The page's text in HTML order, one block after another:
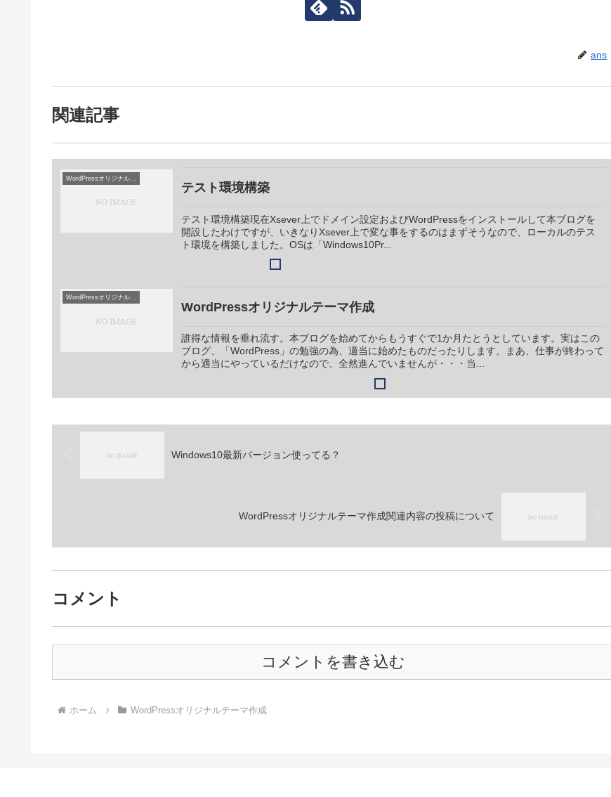
ans
関連記事
テスト環境構築
テスト環境構築現在Xsever上でドメイン設定およびWordPressをインストールして本ブログを
開設したわけですが、いきなりXsever上で変な事をするのはまずそうなので、ローカルのテス
ト環境を構築しました。OSは「Windows10Pr...
WordPressオリジナルテーマ作成
WordPressオリジナルテーマ作成
誰得な情報を垂れ流す。本ブログを始めてからもうすぐで1か月たとうとしています。実はこの
ブログ、「WordPress」の勉強の為、適当に始めたものだったりします。まあ、仕事が終わって
から適当にやっているだけなので、全然進んでいませんが・・・当...
Windows10最新バージョン使ってる？
WordPressオリジナルテーマ作成関連内容の投稿について
コメント
コメントを書き込む
ホーム WordPressオリジナルテーマ作成